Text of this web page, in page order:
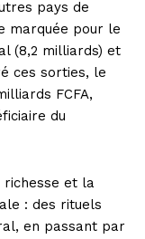
pays de
marquée pour le
(8,2 milliards) et
ces sorties, le
FCFA,
du
richesse et la
: des rituels
en passant par